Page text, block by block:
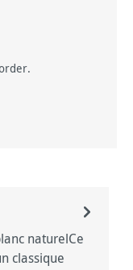
naturelCe
classique